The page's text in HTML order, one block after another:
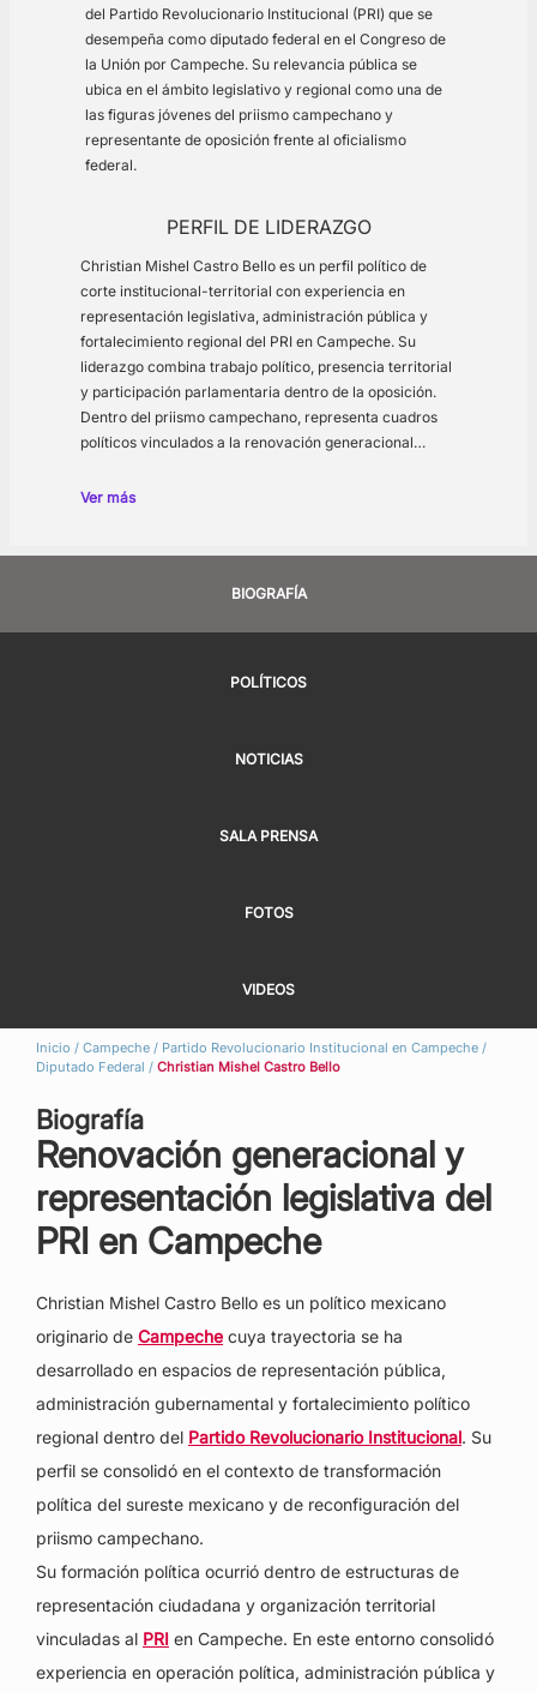
del Partido Revolucionario Institucional (PRI) que se
desempeña como diputado federal en el Congreso de
la Unión por Campeche. Su relevancia pública se
ubica en el ámbito legislativo y regional como una de
las figuras jóvenes del priismo campechano y
representante de oposición frente al oficialismo
federal.
PERFIL DE LIDERAZGO
Christian Mishel Castro Bello es un perfil político de
corte institucional-territorial con experiencia en
representación legislativa, administración pública y
fortalecimiento regional del PRI en Campeche. Su
liderazgo combina trabajo político, presencia territorial
y participación parlamentaria dentro de la oposición.
Dentro del priismo campechano, representa cuadros
políticos vinculados a la renovación generacional…
Ver más
BIOGRAFÍA
POLÍTICOS
NOTICIAS
SALA PRENSA
FOTOS
VIDEOS
Inicio / Campeche / Partido Revolucionario Institucional en Campeche /
Diputado Federal / Christian Mishel Castro Bello
Biografía
Renovación generacional y
representación legislativa del
PRI en Campeche
Christian Mishel Castro Bello es un político mexicano
originario de Campeche cuya trayectoria se ha
desarrollado en espacios de representación pública,
administración gubernamental y fortalecimiento político
regional dentro del Partido Revolucionario Institucional. Su
perfil se consolidó en el contexto de transformación
política del sureste mexicano y de reconfiguración del
priismo campechano.
Su formación política ocurrió dentro de estructuras de
representación ciudadana y organización territorial
vinculadas al PRI en Campeche. En este entorno consolidó
experiencia en operación política, administración pública y